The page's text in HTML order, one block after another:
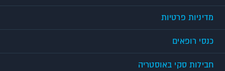
מדיניות פרטיות
כנסי רופאים
חבילות סקי באוסטריה